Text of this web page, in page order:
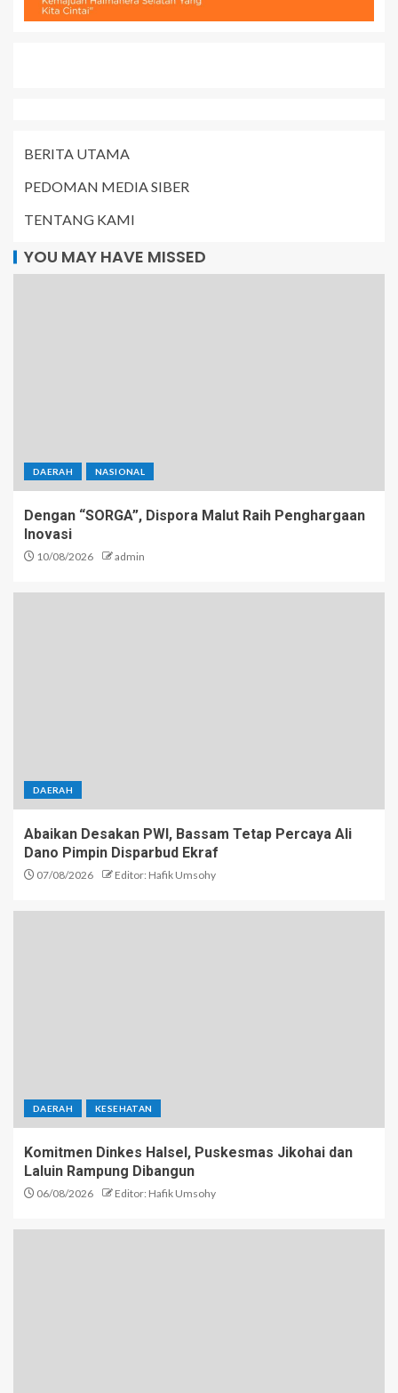
BERITA UTAMA
PEDOMAN MEDIA SIBER
TENTANG KAMI
YOU MAY HAVE MISSED
DAERAH NASIONAL
Dengan “SORGA”, Dispora Malut Raih Penghargaan
Inovasi
10/08/2026 admin
DAERAH
Abaikan Desakan PWI, Bassam Tetap Percaya Ali
Dano Pimpin Disparbud Ekraf
07/08/2026 Editor: Hafik Umsohy
DAERAH KESEHATAN
Komitmen Dinkes Halsel, Puskesmas Jikohai dan
Laluin Rampung Dibangun
06/08/2026 Editor: Hafik Umsohy